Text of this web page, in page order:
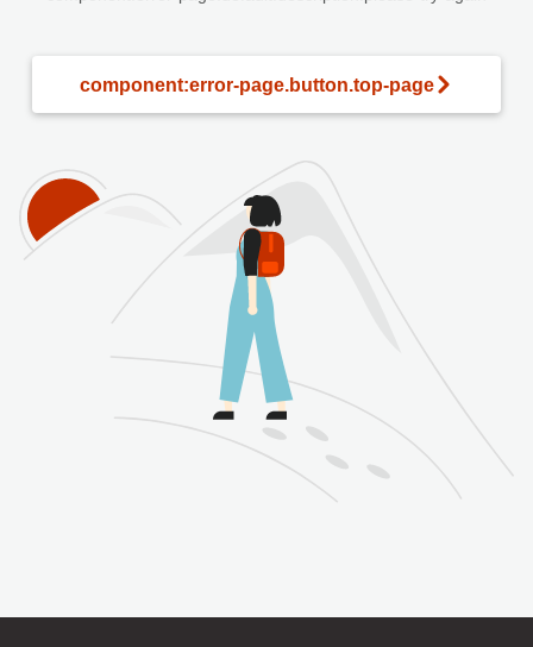
component:error-page.button.top-page